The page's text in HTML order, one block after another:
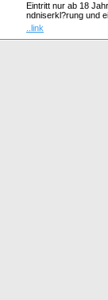
Eintritt nur ab 18
ndniserkl?rung und
..link